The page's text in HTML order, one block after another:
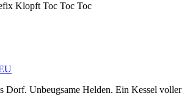
Klopft Toc Toc Toc
Dorf. Unbeugsame Helden. Ein Kessel voller